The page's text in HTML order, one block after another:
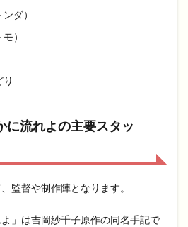
ダ）
）
に流れよの主要スタッ
監督や制作陣となります。
よ」は吉岡紗千子原作の同名手記で